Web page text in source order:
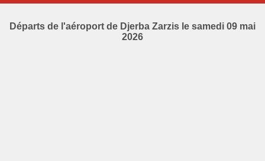
Départs de l'aéroport de Djerba Zarzis le samedi 09 mai
2026